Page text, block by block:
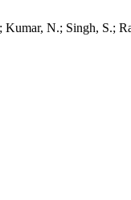
N.; Singh, S.;